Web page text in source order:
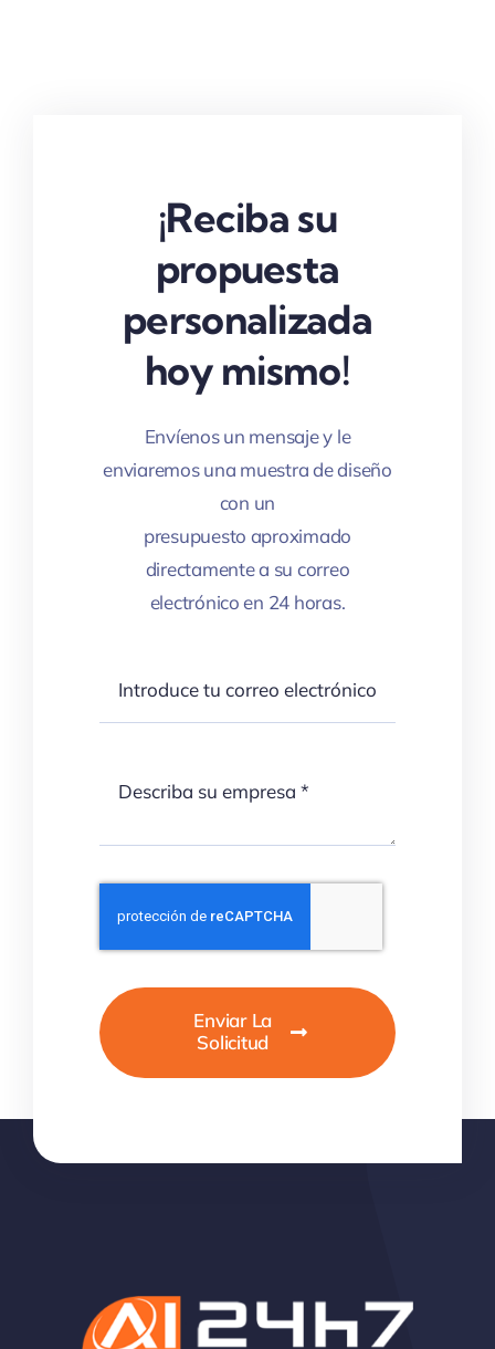
¡Reciba su
propuesta
personalizada
hoy mismo!
Envíenos un mensaje y le
enviaremos una muestra de diseño
con un
presupuesto aproximado
directamente a su correo
electrónico en 24 horas.
Enviar La
Solicitud